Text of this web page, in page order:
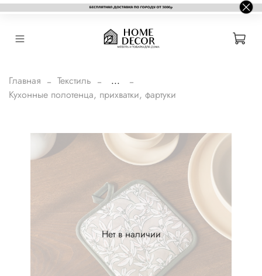
Главная Текстиль
...
Кухонные полотенца, прихватки, фартуки
Нет в наличии